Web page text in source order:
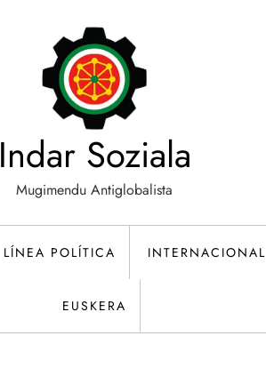
Indar Soziala
Mugimendu Antiglobalista
LÍNEA POLÍTICA INTERNACIONAL
EUSKERA